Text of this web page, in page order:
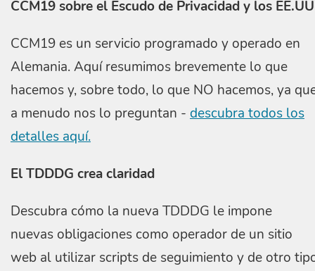
CCM19 sobre el Escudo de Privacidad y los EE.UU
CCM19 es un servicio programado y operado en
Alemania. Aquí resumimos brevemente lo que
hacemos y, sobre todo, lo que NO hacemos, ya
a menudo nos lo preguntan - descubra todos los
detalles aquí.
El TDDDG crea claridad
Descubra cómo la nueva TDDDG le impone
nuevas obligaciones como operador de un sitio
web al utilizar scripts de seguimiento y de otro